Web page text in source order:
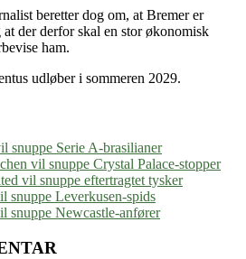
beretter dog om, at Bremer er
der derfor skal en stor økonomisk
ham.
udløber i sommeren 2029.
snuppe Serie A-brasilianer
vil snuppe Crystal Palace-stopper
vil snuppe eftertragtet tysker
snuppe Leverkusen-spids
snuppe Newcastle-anfører